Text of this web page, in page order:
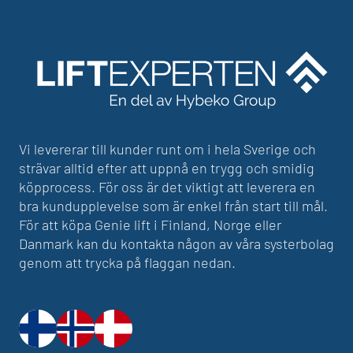
Vi levererar till kunder runt om i hela Sverige och
strävar alltid efter att uppnå en trygg och smidig
köpprocess. För oss är det viktigt att leverera en
bra kundupplevelse som är enkel från start till mål.
För att köpa Genie lift i Finland, Norge eller
Danmark kan du kontakta någon av våra systerbolag
genom att trycka på flaggan nedan.